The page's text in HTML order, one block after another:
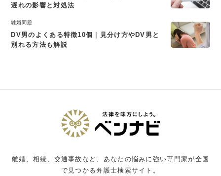
遅れの影響と対処法
離婚問題
DV男のよくある特徴10個｜見分け方やDV男と
別れる方法も解説
離婚、相続、交通事故など、あなたの悩みに強い専門家が全国
で見つかる弁護士検索サイト。